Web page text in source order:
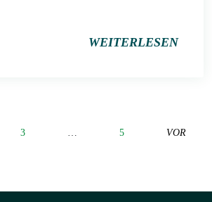
WEITERLESEN
3 5 VOR